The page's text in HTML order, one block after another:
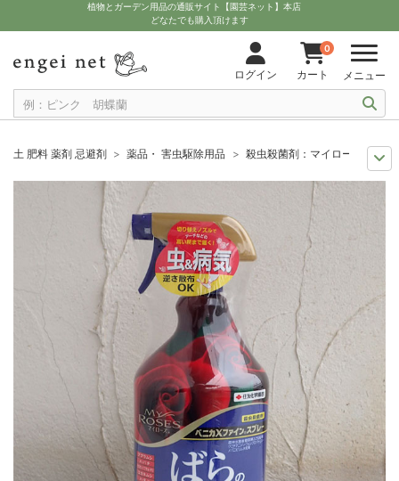
植物とガーデン用品の通販サイト【園芸ネット】本店
どなたでも購入頂けます
ログイン
0
カート メニュー
土 肥料 薬剤 忌避剤 薬品・ 害虫駆除用品
殺虫殺菌剤：マイローズベニ
11月中下旬予約
グッズ・資材
殺虫殺菌剤：マイローズベニカXファイン
グッズ・資材
殺虫殺菌剤：マイローズベニカXファイ
グッズ・資材 殺虫殺菌剤：マイローズベニカXファイン